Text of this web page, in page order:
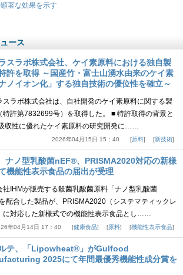
著な効果を示す
ース
スラボ株式会社、ケイ素原料における独自製
許を取得 ～国産竹・富士山湧水由来のケイ素
ノイオン化」する独自技術の優位性を確立～
スラボ株式会社は、自社開発のケイ素原料に関する製
許第7832699号）を取得した。 ■ 特許取得の背景と
収性に優れたケイ素原料の研究開発に……
2026年04月15日 15：40 原料 新技術
ナノ型乳酸菌nEF®、PRISMA2020対応の新様
機能性表示食品の届出が受理
社IHMが販売する殺菌乳酸菌原料「ナノ型乳酸菌
配合した製品が、PRISMA2020（システマティックレ
に対応した新様式での機能性表示食品とし……
年04月14日 17：40 健康食品 原料 機能性表示食品
テ、「Lipowheat®」がGulfood
2025にて年間最優秀機能性成分賞を